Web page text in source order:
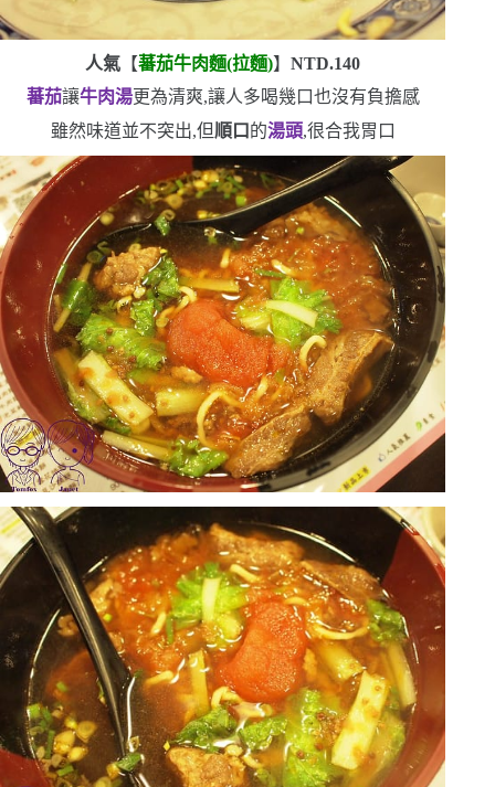
人氣 【蕃茄牛肉麵(拉麵)】NTD.140
蕃茄讓牛肉湯更為清爽,讓人多喝幾口也沒有負擔感
雖然味道並不突出,但順口 的湯頭,很合我胃口